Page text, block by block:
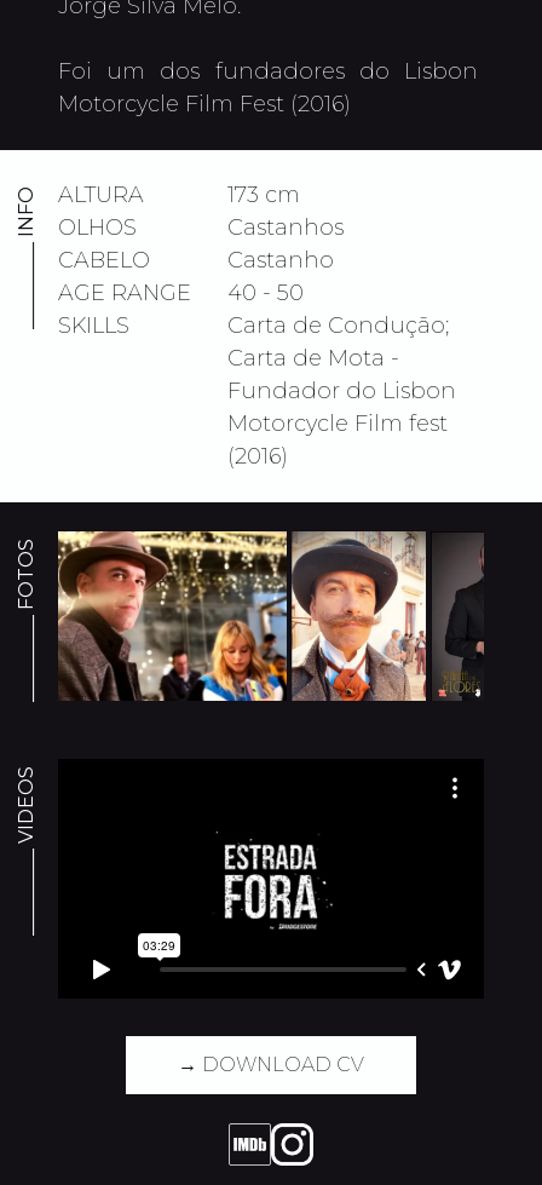
Jorge Silva Melo.
Foi um dos fundadores do Lisbon
Motorcycle Film Fest (2016)
_________ INFO ALTURA
173 cm
OLHOS
Castanhos
CABELO
Castanho
AGE RANGE
40 - 50
SKILLS
Carta de Condução;
Carta de Mota -
Fundador do Lisbon
Motorcycle Film fest
(2016)
_________ FOTOS
_________ VIDEOS
→ DOWNLOAD CV